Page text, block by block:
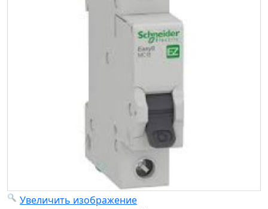
Увеличить изображение